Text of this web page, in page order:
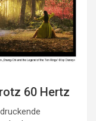
60 Hertz